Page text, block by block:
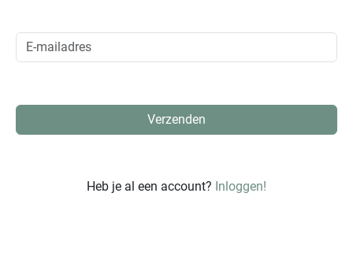
Heb je al een account? Inloggen!